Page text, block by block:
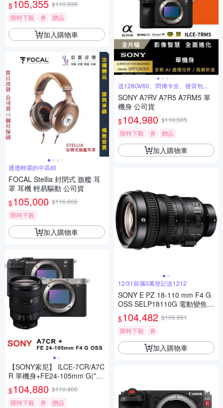
$105,355 $110,899
限時下殺
券 贈品
加入購物車
通透輕靈的中高頻
FOCAL Stellia 封閉式 旗艦 耳
罩 耳機 輕易驅動 公司貨
$105,000 $116,666
限時下殺
加入購物車
【SONY索尼】 ILCE-7CR/A7C
R 單機身+FE24-105mm G(*
(中文平輸)
$104,880 $110,400
限時下殺
券 贈品
送128GV60、閃傳卡盒、後背包等
好禮
SONY A7RV A7R5 A7RM5 單
機身 公司貨
$104,980 $110,505
限時下殺
券 贈品
加入購物車
12/31前滿3萬登記送1212
SONY E PZ 18-110 mm F4 G
OSS SELP18110G 電動變焦鏡
頭 公司貨
$104,482 $109,981
限時下殺
券
加入購物車